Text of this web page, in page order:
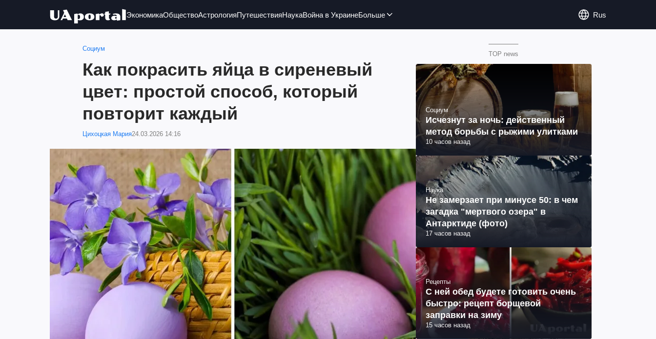
ЭкономикаОбществоАстрологияПутешествияНаукаВойна в УкраинеБольше Rus
Социум
Как покрасить яйца в сиреневый
цвет: простой способ, который
повторит каждый
Цихоцкая Мария24.03.2026 14:16
TOP news
Социум
Исчезнут за ночь: действенный
метод борьбы с рыжими улитками
10 часов назад
Наука
Не замерзает при минусе 50: в чем
загадка "мертвого озера" в
Антарктиде (фото)
17 часов назад
Рецепты
С ней обед будете готовить очень
быстро: рецепт борщевой
заправки на зиму
15 часов назад